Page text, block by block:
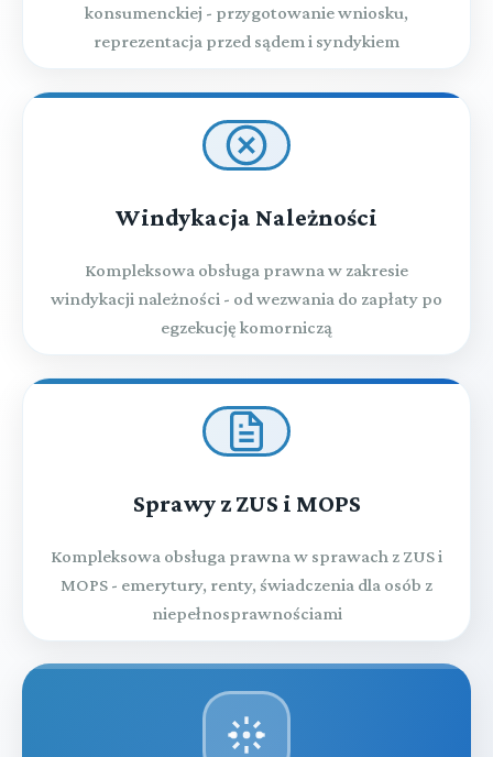
konsumenckiej - przygotowanie wniosku,
reprezentacja przed sądem i syndykiem
Windykacja Należności
Kompleksowa obsługa prawna w zakresie
windykacji należności - od wezwania do zapłaty po
egzekucję komorniczą
Sprawy z ZUS i MOPS
Kompleksowa obsługa prawna w sprawach z ZUS i
MOPS - emerytury, renty, świadczenia dla osób z
niepełnosprawnościami